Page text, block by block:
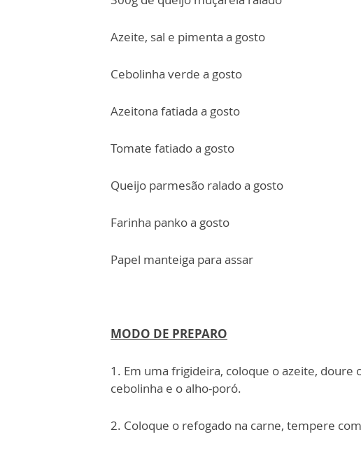
Azeite, sal e pimenta a gosto
Cebolinha verde a gosto
Azeitona fatiada a gosto
Tomate fatiado a gosto
Queijo parmesão ralado a gosto
Farinha panko a gosto
Papel manteiga para assar
MODO DE PREPARO
1. Em uma frigideira, coloque o azeite, doure
cebolinha e o alho-poró.
2. Coloque o refogado na carne, tempere